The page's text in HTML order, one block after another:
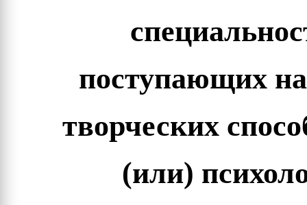
поступающих
творческих
(или)